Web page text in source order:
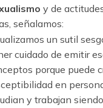
y de
señalamos:
un sutil
cuidado de emitir
porque puede
en
y trabajan siendo